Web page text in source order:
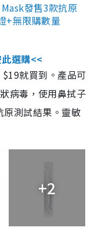
發售3款抗原
+無限購數量
選購<<
就買到。產品可
病毒，使用鼻拭子
測試結果。靈敏
+2